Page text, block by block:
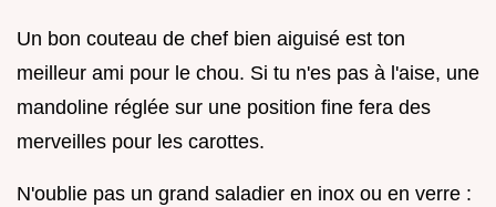
Un bon couteau de chef bien aiguisé est ton
meilleur ami pour le chou. Si tu n'es pas à l'aise, une
mandoline réglée sur une position fine fera des
merveilles pour les carottes.
N'oublie pas un grand saladier en inox ou en verre :